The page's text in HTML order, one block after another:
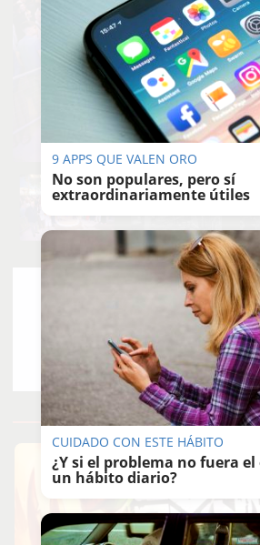
MANU
GARCÍA
Actualizado: 29/
X
9 APPS QUE VALEN ORO
No son populares, pero sí
extraordinariamente útiles
CUIDADO CON ESTE HÁBITO
¿Y si el problema no fuera
un hábito diario?